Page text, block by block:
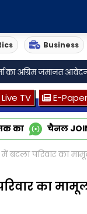
Business
जमानत आवेदन खारिज•
Live TV E-Paper
का चैनल
में बदला परिवार का
का